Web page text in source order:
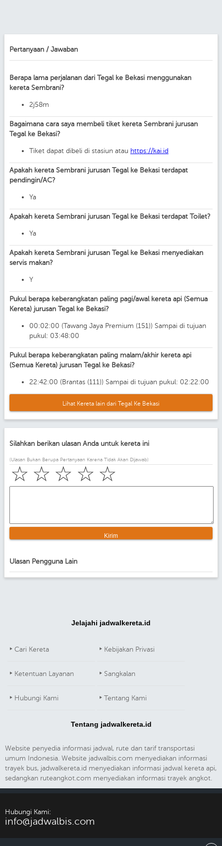
Pertanyaan / Jawaban
Berapa lama perjalanan dari Tegal ke Bekasi menggunakan
kereta Sembrani?
2j58m
Bagaimana cara saya membeli tiket kereta Sembrani jurusan
Tegal ke Bekasi?
Tiket dapat dibeli di stasiun atau https://kai.id
Apakah kereta Sembrani jurusan Tegal ke Bekasi terdapat
pendingin/AC?
Ya
Apakah kereta Sembrani jurusan Tegal ke Bekasi terdapat Toilet?
Ya
Apakah kereta Sembrani jurusan Tegal ke Bekasi menyediakan
servis makan?
Y
Pukul berapa keberangkatan paling pagi/awal kereta api (Semua
Kereta) jurusan Tegal ke Bekasi?
00:02:00 (Tawang Jaya Premium (151)) Sampai di tujuan
pukul: 03:48:00
Pukul berapa keberangkatan paling malam/akhir kereta api
(Semua Kereta) jurusan Tegal ke Bekasi?
22:42:00 (Brantas (111)) Sampai di tujuan pukul: 02:22:00
Lihat Kereta lain dari Tegal Ke Bekasi
Silahkan berikan ulasan Anda untuk kereta ini
(Ulasan Bukan Berupa Pertanyaan Karena Tidak Akan Dijawab)
☆
☆
☆
☆
☆
Ulasan Pengguna Lain
Jelajahi jadwalkereta.id
Cari Kereta Kebijakan Privasi
Ketentuan Layanan Sangkalan
Hubungi Kami Tentang Kami
Tentang jadwalkereta.id
Website penyedia informasi jadwal, rute dan tarif transportasi
umum Indonesia. Website jadwalbis.com menyediakan informasi
trayek bus, jadwalkereta.id menyediakan informasi jadwal kereta api,
sedangkan ruteangkot.com menyediakan informasi trayek angkot.
Hubungi Kami:
info@jadwalbis.com